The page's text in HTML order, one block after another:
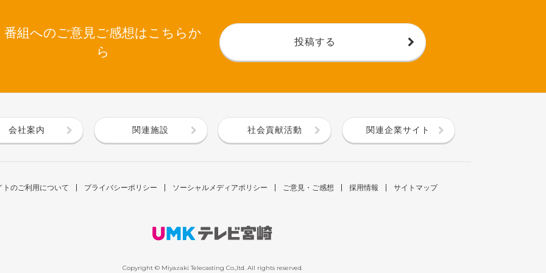
番組へのご意見ご感想はこちらか
ら
投稿する
会社案内 関連施設 社会貢献活動 関連企業サイト
トのご利用について プライバシーポリシー ソーシャルメディアポリシー ご意見・ご感想 採用情報 サイトマップ
Copyright © Miyazaki Telecasting Co.,ltd. All rights reserved.